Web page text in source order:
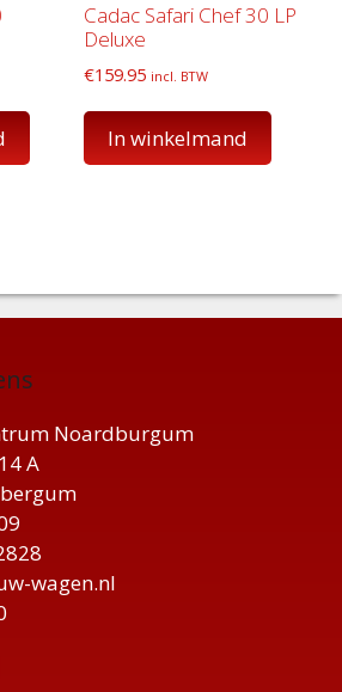
Cadac Safari Chef 30 LP
Deluxe
€159.95 incl. BTW
In winkelmand
Noardburgum
A
wagen.nl